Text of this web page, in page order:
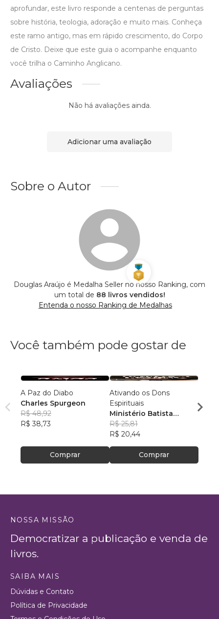
aprofundar, este livro responde a centenas de perguntas
sobre história, teologia, adoração e muito mais. Conheça
este ramo antigo, mas em rápido crescimento, do Corpo
de Cristo. Deixe que este guia o acompanhe enquanto
você trilha o Caminho Anglicano.
Avaliações
Não há avaliações ainda.
Adicionar uma avaliação
Sobre o Autor
Douglas Araújo é Medalha Seller no nosso Ranking, com
um total de 88 livros vendidos!
Entenda o nosso Ranking de Medalhas
Você também pode gostar de
A Paz do Diabo
Charles Spurgeon
R$ 48,92
R$ 38,73
Comprar
Ativando os Dons
Espirituais
Ministério Batista
Ebenézer
R$ 25,81
R$ 20,44
Comprar
Luiz
R$
NOSSA MISSÃO
Democratizar a publicação e venda de
livros.
SAIBA MAIS
Dúvidas e Contato
Política de Privacidade